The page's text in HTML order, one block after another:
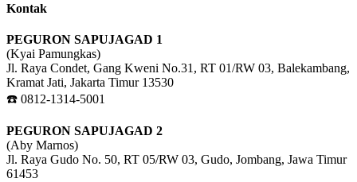
Kontak
PEGURON SAPUJAGAD 1
(Kyai Pamungkas)
Jl. Raya Condet, Gang Kweni No.31, RT 01/RW 03, Balekambang,
Kramat Jati, Jakarta Timur 13530
☎️ 0812-1314-5001
PEGURON SAPUJAGAD 2
(Aby Marnos)
Jl. Raya Gudo No. 50, RT 05/RW 03, Gudo, Jombang, Jawa Timur
61453